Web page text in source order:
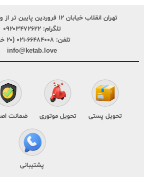
تهران انقلاب خیابان ۱۲ فروردین پایین تر از وحید نظری پلاک ۲۴۹
تلگرام: ۰۹۲۰۳۴۷۲۶۲۲
تلفن: ۶۶۴۸۴۰۰۸-۰۲۱ (۲۰ خط)
info@ketab.love
تحویل پستی تحویل موتوری ضمانت
پشتیبانی